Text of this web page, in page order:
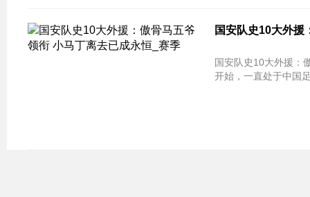
国安队史10大外援
国安队史10大外援：傲骨马五
开始，一直处于中国